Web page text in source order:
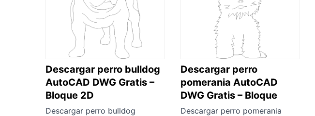
Descargar perro bulldog
AutoCAD DWG Gratis –
Bloque 2D
Descargar perro bulldog
Descargar perro
pomerania AutoCAD
DWG Gratis – Bloque
Descargar perro pomerania